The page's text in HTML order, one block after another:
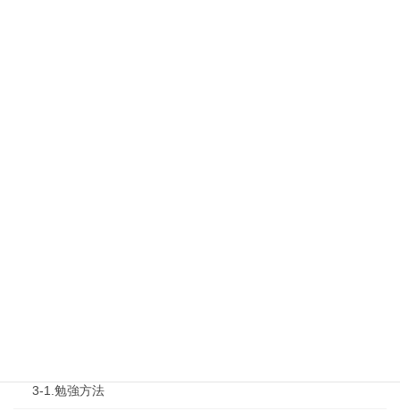
3-1.勉強方法